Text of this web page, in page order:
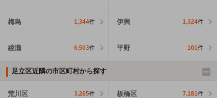
梅島 1,344件 伊興 1,324件
綾瀬 6,503件 平野 101件
足立区近隣の市区町村から探す
荒川区 3,265件 板橋区 7,181件